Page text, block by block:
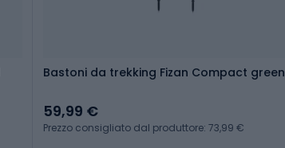
Bastoni da trekking Fizan Compact green
59,99 €
Prezzo consigliato dal produttore: 73,99 €